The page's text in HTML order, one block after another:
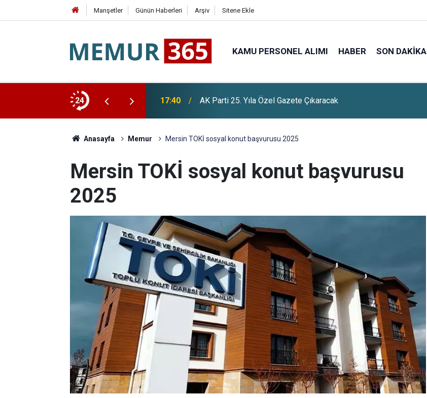
Manşetler Günün Haberleri Arşiv Sitene Ekle
KAMU PERSONEL ALIMI HABER SON DAKIKA
24
Ürdün ve Suudi Arabistan'ı Birleştirecek
17:40 AK Parti 25. Yıla Özel Gazete Çıkaracak
Anasayfa Memur Mersin TOKİ sosyal konut başvurusu 2025
Mersin TOKİ sosyal konut başvurusu
2025